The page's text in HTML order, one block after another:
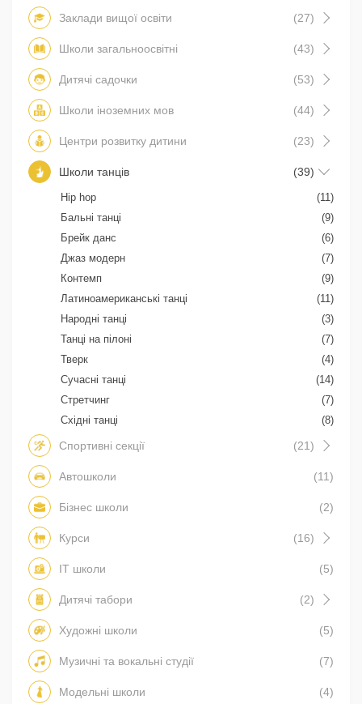
Заклади вищої освіти (27)
Школи загальноосвітні (43)
Дитячі садочки (53)
Школи іноземних мов (44)
Центри розвитку дитини (23)
Школи танців (39)
Hip hop
(11)
Бальні танці
(9)
Брейк данс
(6)
Джаз модерн
(7)
Контемп
(9)
Латиноамериканські танці
(11)
Народні танці
(3)
Танці на пілоні
(7)
Тверк
(4)
Сучасні танці
(14)
Стретчинг
(7)
Східні танці
(8)
Спортивні секції (21)
Автошколи (11)
Бізнес школи (2)
Курси (16)
IT школи (5)
Дитячі табори (2)
Художні школи (5)
Музичні та вокальні студії (7)
Модельні школи (4)